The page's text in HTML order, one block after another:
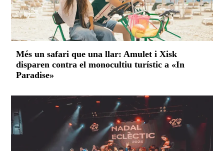
Més un safari que una llar: Amulet i Xisk
disparen contra el monocultiu turístic a «In
Paradise»